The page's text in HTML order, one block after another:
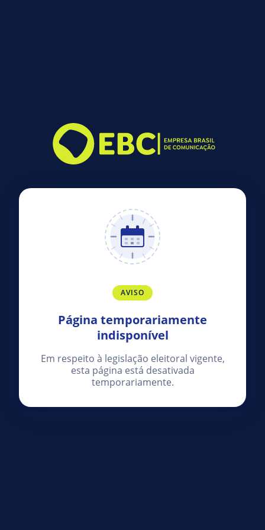
AVISO
Página temporariamente
indisponível
Em respeito à legislação eleitoral vigente,
esta página está desativada
temporariamente.